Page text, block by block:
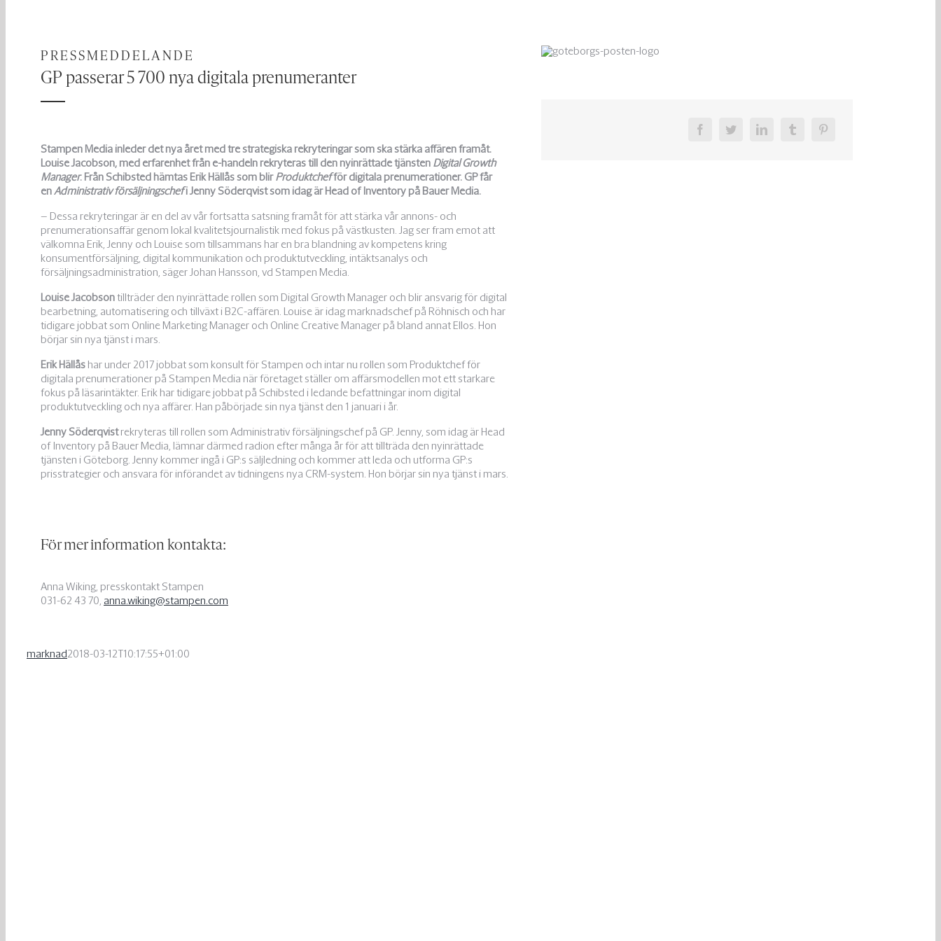
PRESSMEDDELANDE
GP passerar 5 700 nya digitala prenumeranter
Stampen Media inleder det nya året med tre strategiska rekryteringar som ska stärka affären framåt.
Louise Jacobson, med erfarenhet från e-handeln rekryteras till den nyinrättade tjänsten Digital Growth
Manager. Från Schibsted hämtas Erik Hällås som blirProduktchefför digitala prenumerationer. GP får
enAdministrativ försäljningschefi Jenny Söderqvist som idag är Head of Inventory på Bauer Media.
– Dessa rekryteringar är en del av vår fortsatta satsning framåt för att stärka vår annons- och
prenumerationsaffär genom lokal kvalitetsjournalistik med fokus på västkusten. Jag ser fram emot att
välkomna Erik, Jenny och Louise som tillsammans har en bra blandning av kompetens kring
konsumentförsäljning, digital kommunikation och produktutveckling, intäktsanalys och
försäljningsadministration, säger Johan Hansson, vd Stampen Media.
Louise Jacobsontillträder den nyinrättade rollen som Digital Growth Manager och blir ansvarig för digital
bearbetning, automatisering och tillväxt i B2C-affären. Louise är idag marknadschef på Röhnisch och har
tidigare jobbat som Online Marketing Manager och Online Creative Manager på bland annat Ellos. Hon
börjar sin nya tjänst i mars.
Erik Hällås har under 2017 jobbat som konsult för Stampen och intar nu rollen som Produktchef för
digitala prenumerationer på Stampen Media när företaget ställer om affärsmodellen mot ett starkare
fokus på läsarintäkter. Erik har tidigare jobbat på Schibsted i ledande befattningar inom digital
produktutveckling och nya affärer. Han påbörjade sin nya tjänst den 1 januari i år.
Jenny Söderqvistrekryteras till rollen som Administrativ försäljningschef på GP. Jenny, som idag är Head
of Inventory på Bauer Media, lämnar därmed radion efter många år för att tillträda den nyinrättade
tjänsten i Göteborg. Jenny kommer ingå i GP:s säljledning och kommer att leda och utforma GP:s
prisstrategier och ansvara för införandet av tidningens nya CRM-system. Hon börjar sin nya tjänst i mars.
För mer information kontakta:
Anna Wiking, presskontakt Stampen
031-62 43 70, anna.wiking@stampen.com
marknad2018-03-12T10:17:55+01:00